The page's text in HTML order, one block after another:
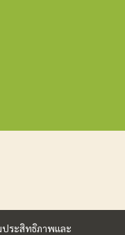
ประสิทธิภาพและ